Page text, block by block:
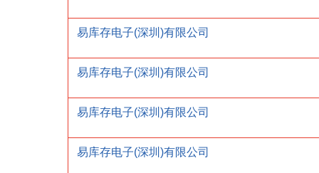
易库存电子(深圳)有限公司
易库存电子(深圳)有限公司
易库存电子(深圳)有限公司
易库存电子(深圳)有限公司